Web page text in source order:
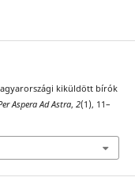
kiküldött bírók
Aspera Ad Astra, 2(1), 11–